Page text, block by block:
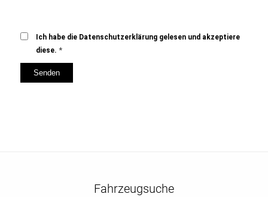
Ich habe die Datenschutzerklärung gelesen und akzeptiere
diese. *
Fahrzeugsuche